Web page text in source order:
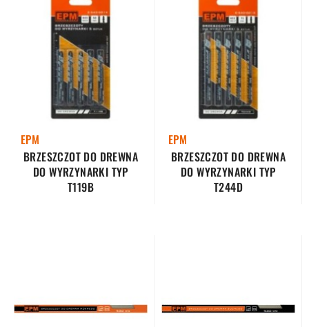
EPM
BRZESZCZOT DO DREWNA
DO WYRZYNARKI TYP
T119B
EPM
BRZESZCZOT DO DREWNA
DO WYRZYNARKI TYP
T244D